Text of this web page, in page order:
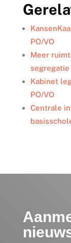
e
d
I
n
b
o
o
k
t
e
r
PO/VO
Meer
segregatie
Kabinet
PO/VO
Centrale